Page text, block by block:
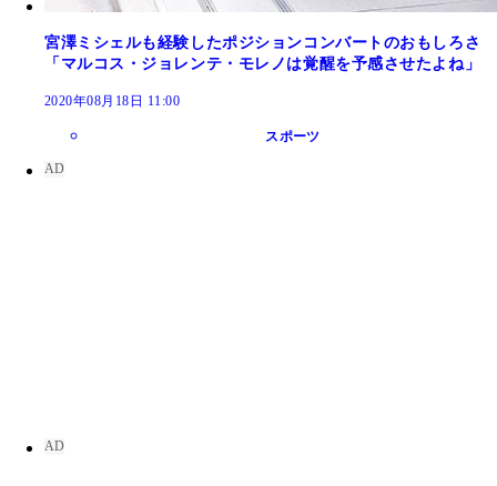
宮澤ミシェルも経験したポジションコンバートのおもしろさ
「マルコス・ジョレンテ・モレノは覚醒を予感させたよね」
2020年08月18日 11:00
スポーツ